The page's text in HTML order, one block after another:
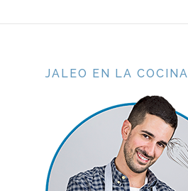
JALEO EN LA COCINA